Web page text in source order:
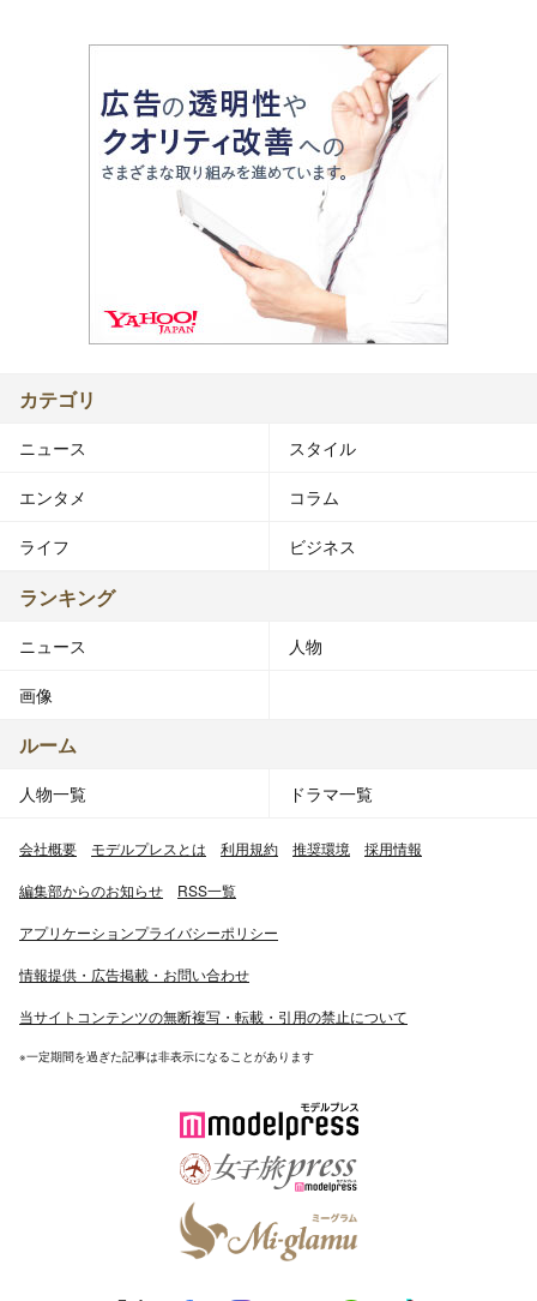
カテゴリ
ニュース スタイル
エンタメ コラム
ライフ ビジネス
ランキング
ニュース 人物
画像
ルーム
人物一覧 ドラマ一覧
会社概要 モデルプレスとは 利用規約 推奨環境 採用情報
編集部からのお知らせ RSS一覧
アプリケーションプライバシーポリシー
情報提供・広告掲載・お問い合わせ
当サイトコンテンツの無断複写・転載・引用の禁止について
※一定期間を過ぎた記事は非表示になることがあります